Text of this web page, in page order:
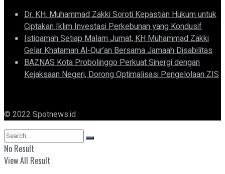
Dr. KH. Muhammad Zakki Soroti Kepastian Hukum untuk
Ciptakan Iklim Investasi Perkebunan yang Kondusif
Istiqamah Setiap Malam Jumat, KH Muhammad Zakki
Gelar Khataman Al-Qur’an Bersama Jamaah Disabilitas
BAZNAS Kota Probolinggo Perkuat Sinergi dengan
Kejaksaan Negeri, Dorong Optimalisasi Pengelolaan ZIS
© 2022 Spotnews.id
No Result
View All Result